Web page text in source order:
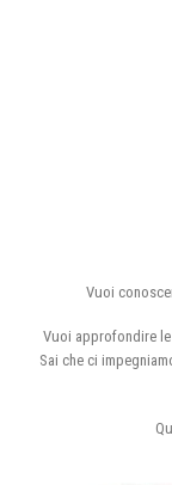
Vuoi
Vuoi approfondire
Sai che ci